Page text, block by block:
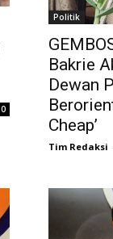
0
Politik
Bakrie
Dewan
Cheap’
Tim Redaksi